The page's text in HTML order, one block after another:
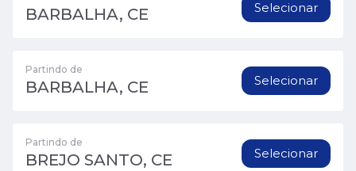
BARBALHA, CE Selecionar
Partindo de
BARBALHA, CE Selecionar
Partindo de
BREJO SANTO, CE Selecionar